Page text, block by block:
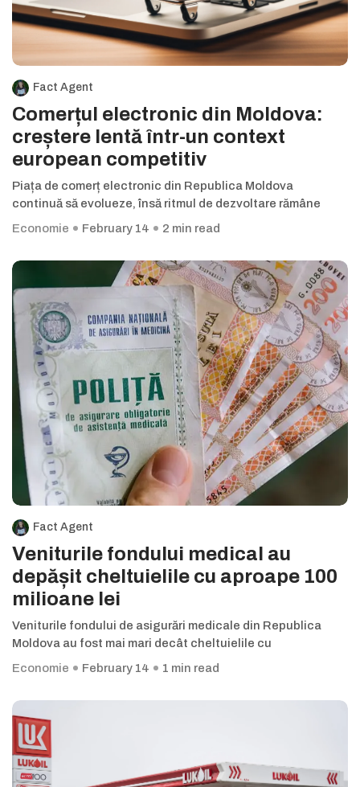
Fact Agent
Comerțul electronic din Moldova:
creștere lentă într-un context
european competitiv
Piața de comerț electronic din Republica Moldova
continuă să evolueze, însă ritmul de dezvoltare rămâne
Economie
February 14 2 min read
Fact Agent
Veniturile fondului medical au
depășit cheltuielile cu aproape 100
milioane lei
Veniturile fondului de asigurări medicale din Republica
Moldova au fost mai mari decât cheltuielile cu
Economie
February 14 1 min read